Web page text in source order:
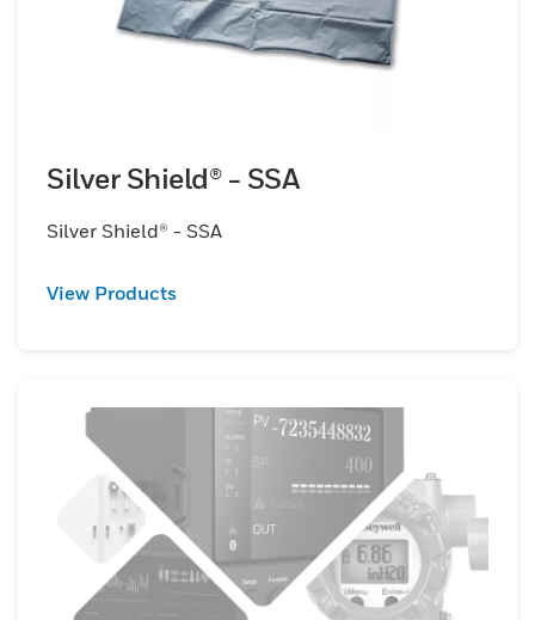
Silver Shield® - SSA
Silver Shield® - SSA
View Products